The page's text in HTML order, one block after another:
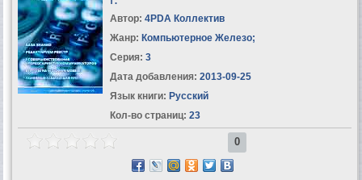
Автор: 4PDA Коллектив
Жанр: Компьютерное Железо;
Серия: 3
Дата добавления: 2013-09-25
Язык книги: Русский
Кол-во страниц: 23
0